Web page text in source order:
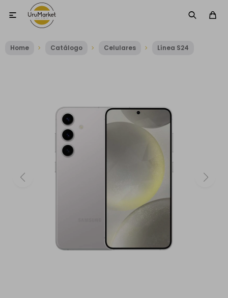

Home Catálogo Celulares Línea S24